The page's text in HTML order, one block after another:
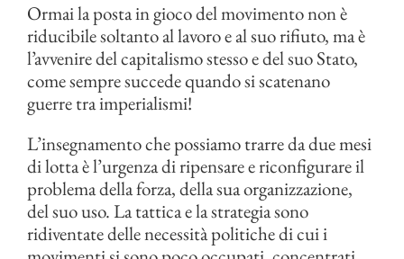
Ormai la posta in gioco del movimento non è
riducibile soltanto al lavoro e al suo rifiuto, ma è
l’avvenire del capitalismo stesso e del suo Stato,
come sempre succede quando si scatenano
guerre tra imperialismi!
L’insegnamento che possiamo trarre da due mesi
di lotta è l’urgenza di ripensare e riconfigurare il
problema della forza, della sua organizzazione,
del suo uso. La tattica e la strategia sono
ridiventate delle necessità politiche di cui i